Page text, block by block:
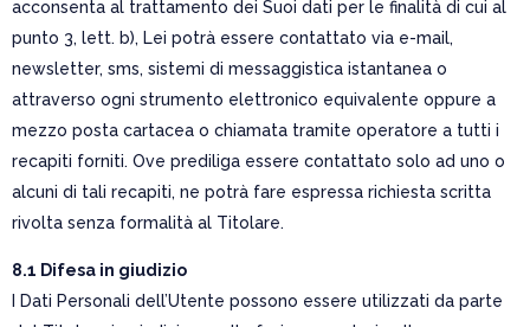
acconsenta al trattamento dei Suoi dati per le finalità di cui al
punto 3, lett. b), Lei potrà essere contattato via e-mail,
newsletter, sms, sistemi di messaggistica istantanea o
attraverso ogni strumento elettronico equivalente oppure a
mezzo posta cartacea o chiamata tramite operatore a tutti i
recapiti forniti. Ove prediliga essere contattato solo ad uno o
alcuni di tali recapiti, ne potrà fare espressa richiesta scritta
rivolta senza formalità al Titolare.
8.1 Difesa in giudizio
I Dati Personali dell’Utente possono essere utilizzati da parte